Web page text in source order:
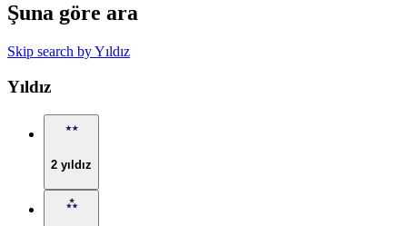
Şuna göre ara
Skip search by Yıldız
Yıldız
2 yıldız